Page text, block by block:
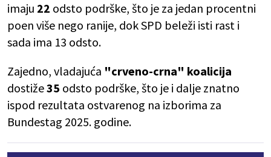
imaju 22 odsto podrške, što je za jedan procentni
poen više nego ranije, dok SPD beleži isti rast i
sada ima 13 odsto.
Zajedno, vladajuća "crveno-crna" koalicija
dostiže35 odsto podrške, što je i dalje znatno
ispod rezultata ostvarenog na izborima za
Bundestag 2025. godine.